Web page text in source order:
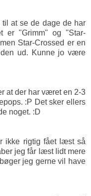
at se de dage de har
er "Grimm" og "Star-
Star-Crossed er en
ud. Kunne jo være
at der har været en 2-3
:P Det sker ellers
noget. :D
ikke rigtig fået læst så
jeg får læst lidt mere
jeg gerne vil have